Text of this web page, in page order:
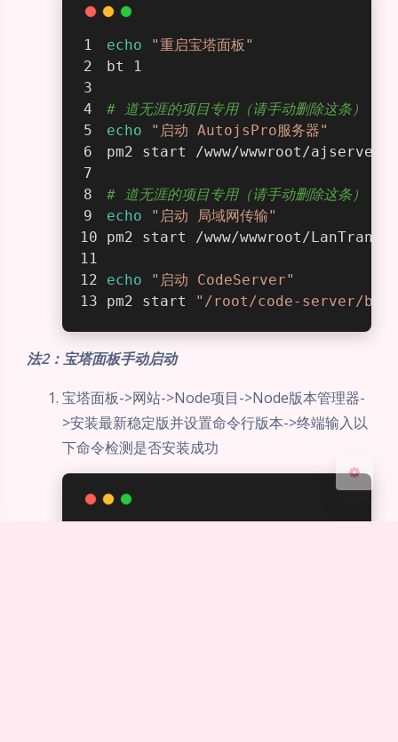
Sans Serif Serif
关闭 日落 暗化 灰度
echo
"重启宝塔面板"
bt 1
# 道无涯的项目专用（请手动删除这条）
echo
"启动 AutojsPro服务器"
pm2 start /www/wwwroot/
# 道无涯的项目专用（请手动删除这条）
echo
"启动 局域网传输"
pm2 start /www/wwwroot/
echo
"启动 CodeServer"
pm2 start
"/root/code-server/
法2：宝塔面板手动启动
宝塔面板->网站->Node项目->Node版本管理器-
>安装最新稳定版并设置命令行版本->终端输入以
下命令检测是否安装成功